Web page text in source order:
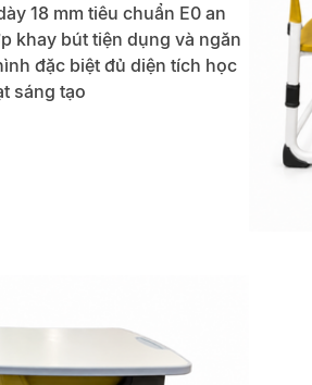
18 mm tiêu chuẩn E0 an
khay bút tiện dụng và ngăn
đặc biệt đủ diện tích học
sáng tạo